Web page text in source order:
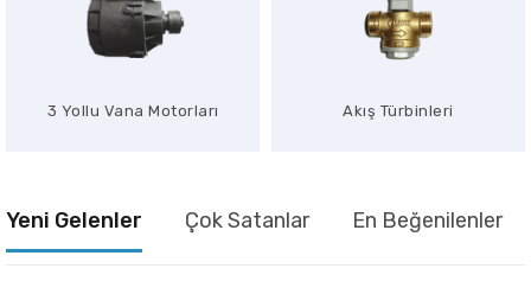
3 Yollu Vana Motorları Akış Türbinleri
Yeni Gelenler Çok Satanlar En Beğenilenler